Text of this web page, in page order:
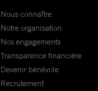
Nous connaître
Notre organisation
Nos engagements
Transparence financière
Devenir bénévole
Recrutement